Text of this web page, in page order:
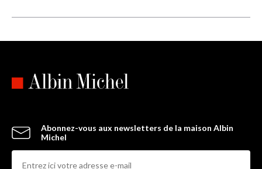
Abonnez-vous aux newsletters de la maison Albin
Michel